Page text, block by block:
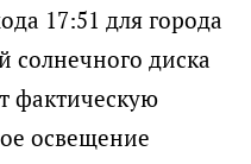
17:51 для города
солнечного диска
фактическую
освещение